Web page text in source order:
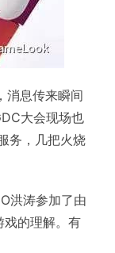
消息传来瞬间
大会现场也
务，几把火烧
洪涛参加了由
戏的理解。有